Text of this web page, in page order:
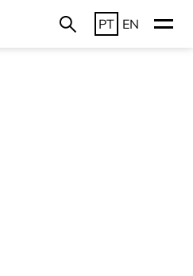
PT EN